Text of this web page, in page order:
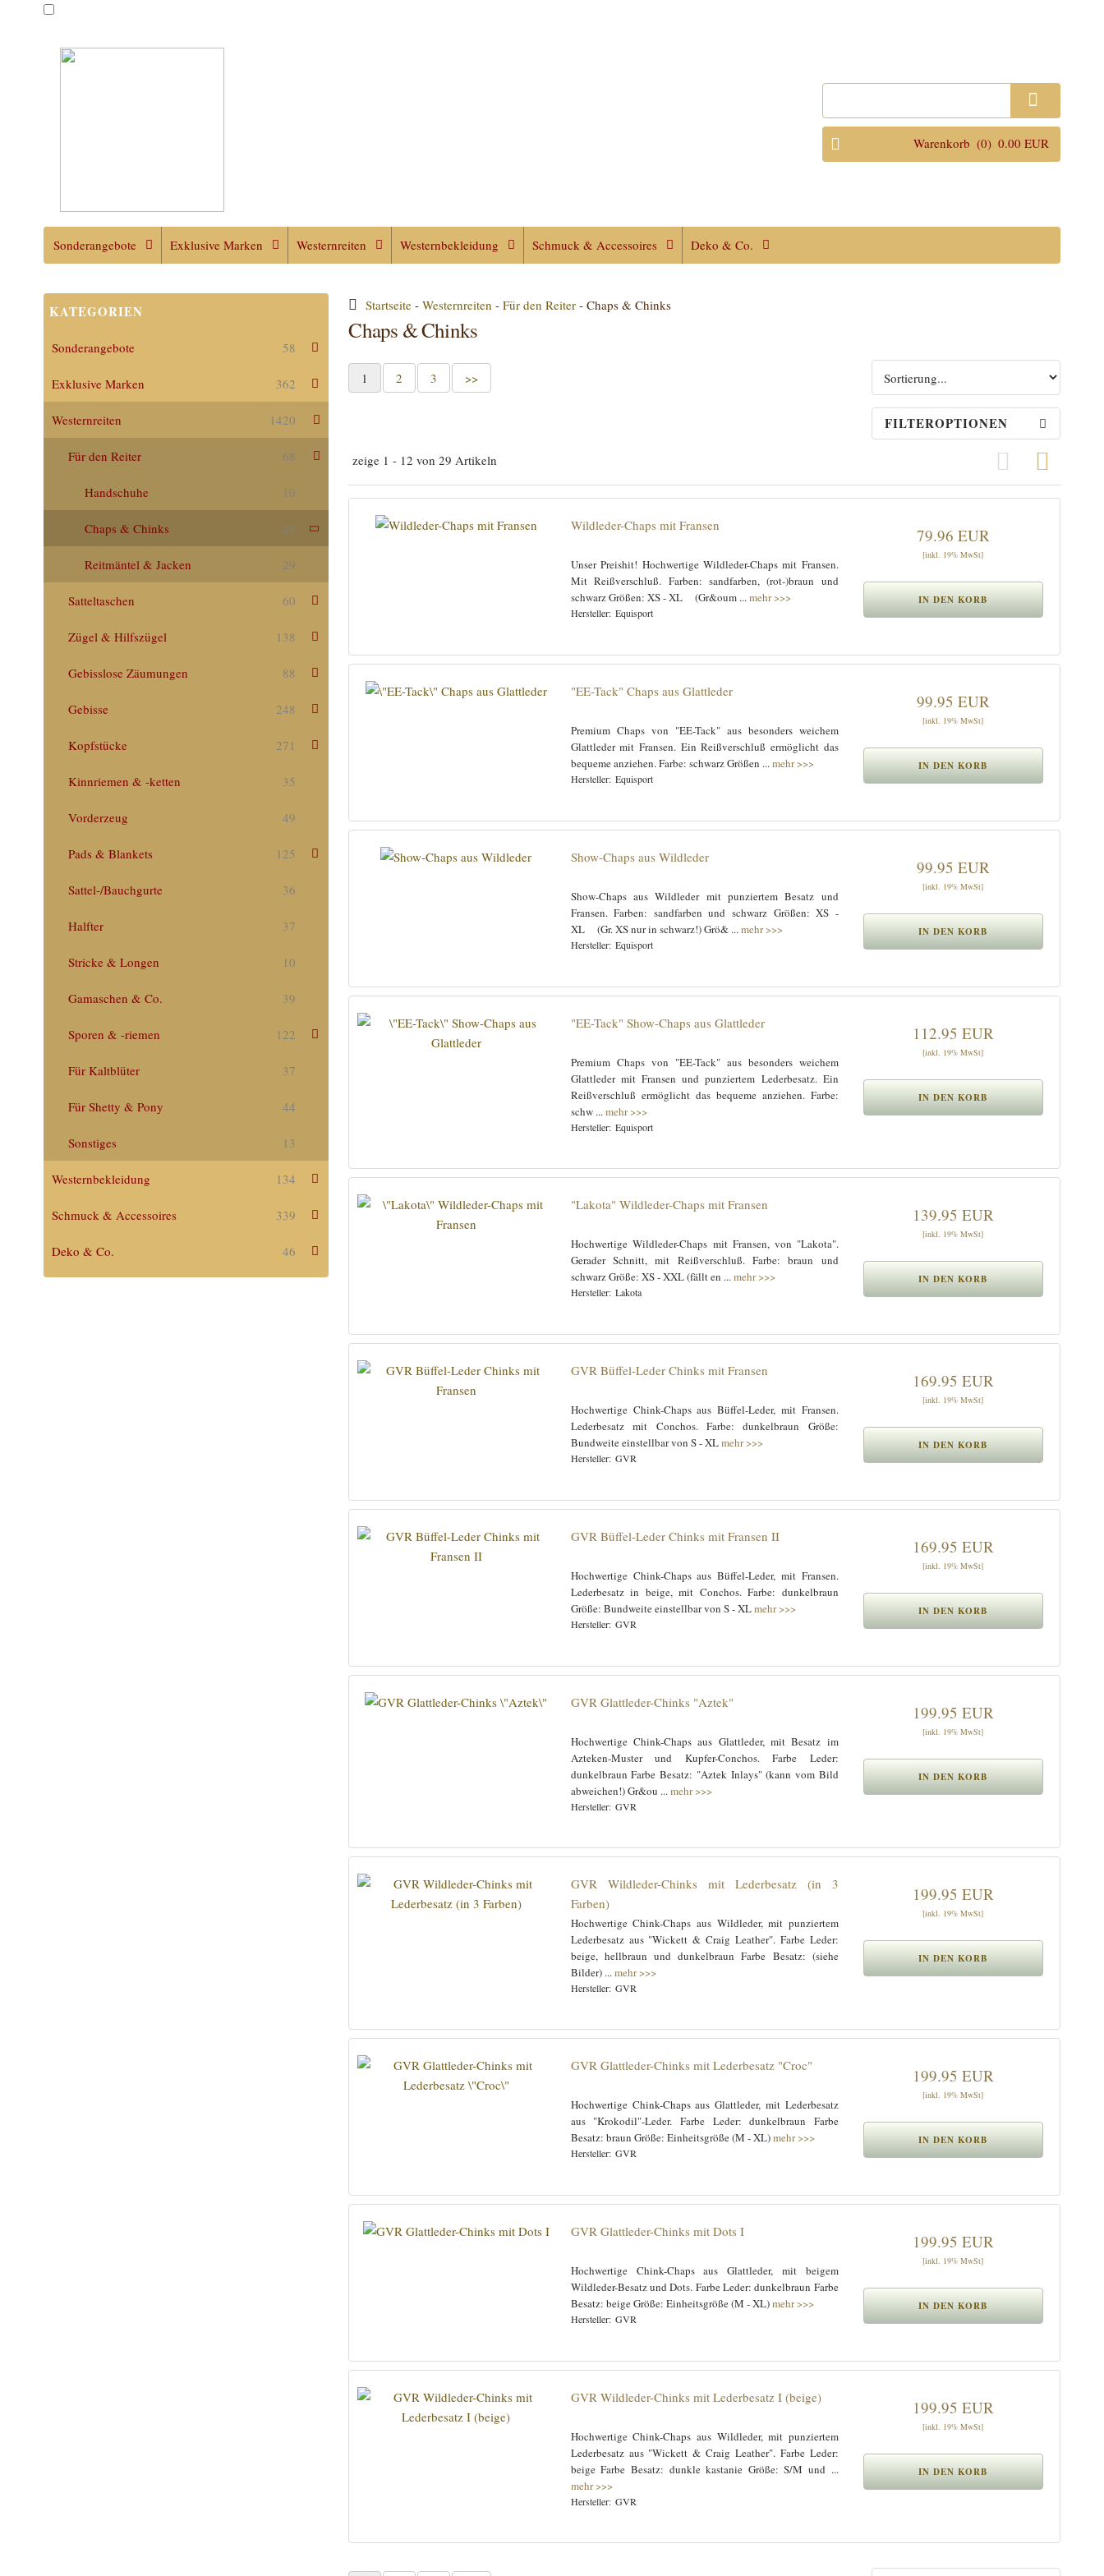
Warenkorb (0) 0.00 EUR
Sonderangebote Exklusive Marken Westernreiten Westernbekleidung Schmuck & Accessoires Deko & Co.
Startseite -Westernreiten -Für den Reiter -Chaps & Chinks
Chaps & Chinks
1 2 3 >>
FILTEROPTIONEN
zeige 1 - 12 von 29 Artikeln Grid View
Wildleder-Chaps mit Fransen
Unser Preishit! Hochwertige Wildleder-Chaps mit Fransen.
Mit Reißverschluß. Farben: sandfarben, (rot-)braun und
schwarz Größen: XS - XL (Gr&oum ...mehr >>>
Equisport
79.96 EUR
[inkl. 19% MwSt]
"EE-Tack" Chaps aus Glattleder
Premium Chaps von "EE-Tack" aus besonders weichem
Glattleder mit Fransen. Ein Reißverschluß ermöglicht das
bequeme anziehen. Farbe: schwarz Größen ...mehr >>>
Equisport
99.95 EUR
[inkl. 19% MwSt]
Show-Chaps aus Wildleder
Show-Chaps aus Wildleder mit punziertem Besatz und
Fransen. Farben: sandfarben und schwarz Größen: XS -
XL (Gr. XS nur in schwarz!) Grö& ...mehr >>>
Equisport
99.95 EUR
[inkl. 19% MwSt]
"EE-Tack" Show-Chaps aus Glattleder
Premium Chaps von "EE-Tack" aus besonders weichem
Glattleder mit Fransen und punziertem Lederbesatz. Ein
Reißverschluß ermöglicht das bequeme anziehen. Farbe:
schw ...mehr >>>
Equisport
112.95 EUR
[inkl. 19% MwSt]
"Lakota" Wildleder-Chaps mit Fransen
Hochwertige Wildleder-Chaps mit Fransen, von "Lakota".
Gerader Schnitt, mit Reißverschluß. Farbe: braun und
schwarz Größe: XS - XXL (fällt en ...mehr >>>
Lakota
139.95 EUR
[inkl. 19% MwSt]
GVR Büffel-Leder Chinks mit Fransen
Hochwertige Chink-Chaps aus Büffel-Leder, mit Fransen.
Lederbesatz mit Conchos. Farbe: dunkelbraun Größe:
Bundweite einstellbar von S - XLmehr >>>
GVR
169.95 EUR
[inkl. 19% MwSt]
GVR Büffel-Leder Chinks mit Fransen II
Hochwertige Chink-Chaps aus Büffel-Leder, mit Fransen.
Lederbesatz in beige, mit Conchos. Farbe: dunkelbraun
Größe: Bundweite einstellbar von S - XLmehr >>>
GVR
169.95 EUR
[inkl. 19% MwSt]
GVR Glattleder-Chinks "Aztek"
Hochwertige Chink-Chaps aus Glattleder, mit Besatz im
Azteken-Muster und Kupfer-Conchos. Farbe Leder:
dunkelbraun Farbe Besatz: "Aztek Inlays" (kann vom Bild
abweichen!) Gr&ou ...mehr >>>
GVR
199.95 EUR
[inkl. 19% MwSt]
GVR Wildleder-Chinks mit Lederbesatz (in 3
Farben)
Hochwertige Chink-Chaps aus Wildleder, mit punziertem
Lederbesatz aus "Wickett & Craig Leather". Farbe Leder:
beige, hellbraun und dunkelbraun Farbe Besatz: (siehe
Bilder) ...mehr >>>
GVR
199.95 EUR
[inkl. 19% MwSt]
GVR Glattleder-Chinks mit Lederbesatz "Croc"
Hochwertige Chink-Chaps aus Glattleder, mit Lederbesatz
aus "Krokodil"-Leder. Farbe Leder: dunkelbraun Farbe
Besatz: braun Größe: Einheitsgröße (M - XL)mehr >>>
GVR
199.95 EUR
[inkl. 19% MwSt]
GVR Glattleder-Chinks mit Dots I
Hochwertige Chink-Chaps aus Glattleder, mit beigem
Wildleder-Besatz und Dots. Farbe Leder: dunkelbraun Farbe
Besatz: beige Größe: Einheitsgröße (M - XL)mehr >>>
GVR
199.95 EUR
[inkl. 19% MwSt]
GVR Wildleder-Chinks mit Lederbesatz I (beige)
Hochwertige Chink-Chaps aus Wildleder, mit punziertem
Lederbesatz aus "Wickett & Craig Leather". Farbe Leder:
beige Farbe Besatz: dunkle kastanie Größe: S/M und ...
mehr >>>
GVR
199.95 EUR
[inkl. 19% MwSt]
KATEGORIEN
Sonderangebote 58
Exklusive Marken 362
Westernreiten 1420
Für den Reiter 68
Handschuhe 10
Chaps & Chinks 29
Reitmäntel & Jacken 29
Satteltaschen 60
Zügel & Hilfszügel 138
Gebisslose Zäumungen 88
Gebisse 248
Kopfstücke 271
Kinnriemen & -ketten 35
Vorderzeug 49
Pads & Blankets 125
Sattel-/Bauchgurte 36
Halfter 37
Stricke & Longen 10
Gamaschen & Co. 39
Sporen & -riemen 122
Für Kaltblüter 37
Für Shetty & Pony 44
Sonstiges 13
Westernbekleidung 134
Schmuck & Accessoires 339
Deko & Co. 46